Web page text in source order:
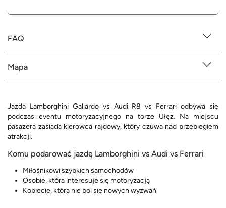
FAQ
Mapa
Jazda Lamborghini Gallardo vs Audi R8 vs Ferrari odbywa się
podczas eventu motoryzacyjnego na torze Ułęż. Na miejscu
pasażera zasiada kierowca rajdowy, który czuwa nad przebiegiem
atrakcji.
Komu podarować jazdę Lamborghini vs Audi vs Ferrari
Miłośnikowi szybkich samochodów
Osobie, która interesuje się motoryzacją
Kobiecie, która nie boi się nowych wyzwań